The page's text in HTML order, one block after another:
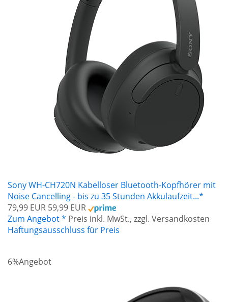
Sony WH-CH720N Kabelloser Bluetooth-Kopfhörer mit
Noise Cancelling - bis zu 35 Stunden Akkulaufzeit...*
79,99 EUR 59,99 EUR
Zum Angebot * Preis inkl. MwSt., zzgl. Versandkosten
Haftungsausschluss für Preis
6%Angebot